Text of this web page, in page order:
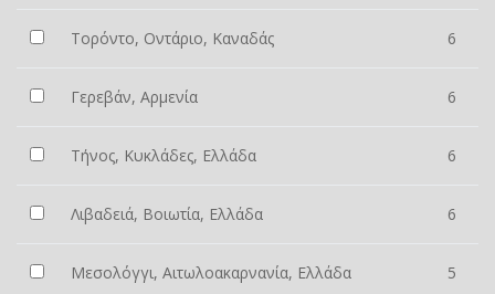
Τορόντο, Οντάριο, Καναδάς 6
Γερεβάν, Αρμενία 6
Τήνος, Κυκλάδες, Ελλάδα 6
Λιβαδειά, Βοιωτία, Ελλάδα 6
Μεσολόγγι, Αιτωλοακαρνανία, Ελλάδα 5